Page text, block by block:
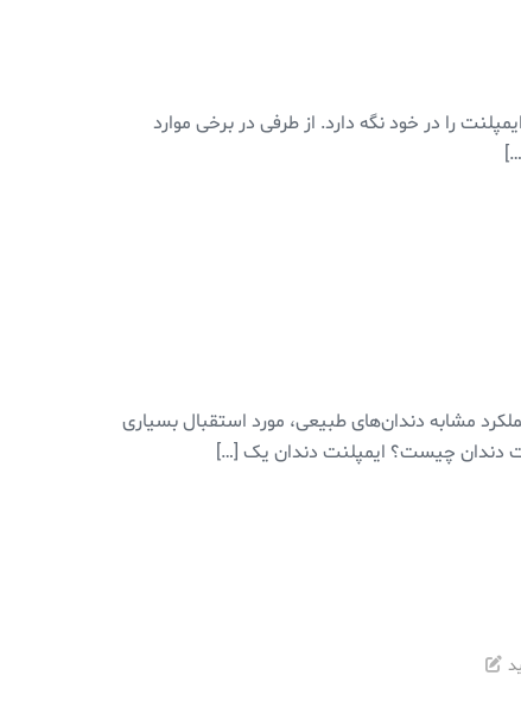
را در خود نگه دارد. از طرفی در برخی موارد
مشابه دندان‌های طبیعی، مورد استقبال بسیاری